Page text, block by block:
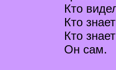
Кто
Кто
Кто
Он сам.